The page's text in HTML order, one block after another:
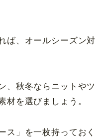
ば、オールシーズン対
、秋冬ならニットやツ
材を選びましょう。
ス」を一枚持っておく